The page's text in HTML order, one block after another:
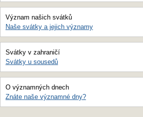
Význam našich svátků
Naše svátky a jejich významy
Svátky v zahraničí
Svátky u sousedů
O významných dnech
Znáte naše významné dny?